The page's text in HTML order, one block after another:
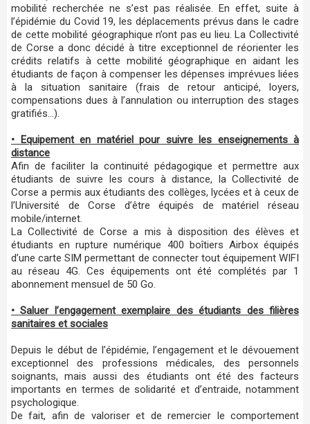
mobilité recherchée ne s’est pas réalisée. En effet, suite à
l’épidémie du Covid 19, les déplacements prévus dans le cadre
de cette mobilité géographique n’ont pas eu lieu. La Collectivité
de Corse a donc décidé à titre exceptionnel de réorienter les
crédits relatifs à cette mobilité géographique en aidant les
étudiants de façon à compenser les dépenses imprévues liées
à la situation sanitaire (frais de retour anticipé, loyers,
compensations dues à l’annulation ou interruption des stages
gratifiés…).
• Equipement en matériel pour suivre les enseignements à
distance
Afin de faciliter la continuité pédagogique et permettre aux
étudiants de suivre les cours à distance, la Collectivité de
Corse a permis aux étudiants des collèges, lycées et à ceux de
l’Université de Corse d’être équipés de matériel réseau
mobile/internet.
La Collectivité de Corse a mis à disposition des élèves et
étudiants en rupture numérique 400 boîtiers Airbox équipés
d’une carte SIM permettant de connecter tout équipement WIFI
au réseau 4G. Ces équipements ont été complétés par 1
abonnement mensuel de 50 Go.
• Saluer l’engagement exemplaire des étudiants des filières
sanitaires et sociales
Depuis le début de l’épidémie, l’engagement et le dévouement
exceptionnel des professions médicales, des personnels
soignants, mais aussi des étudiants ont été des facteurs
importants en termes de solidarité et d’entraide, notamment
psychologique.
De fait, afin de valoriser et de remercier le comportement